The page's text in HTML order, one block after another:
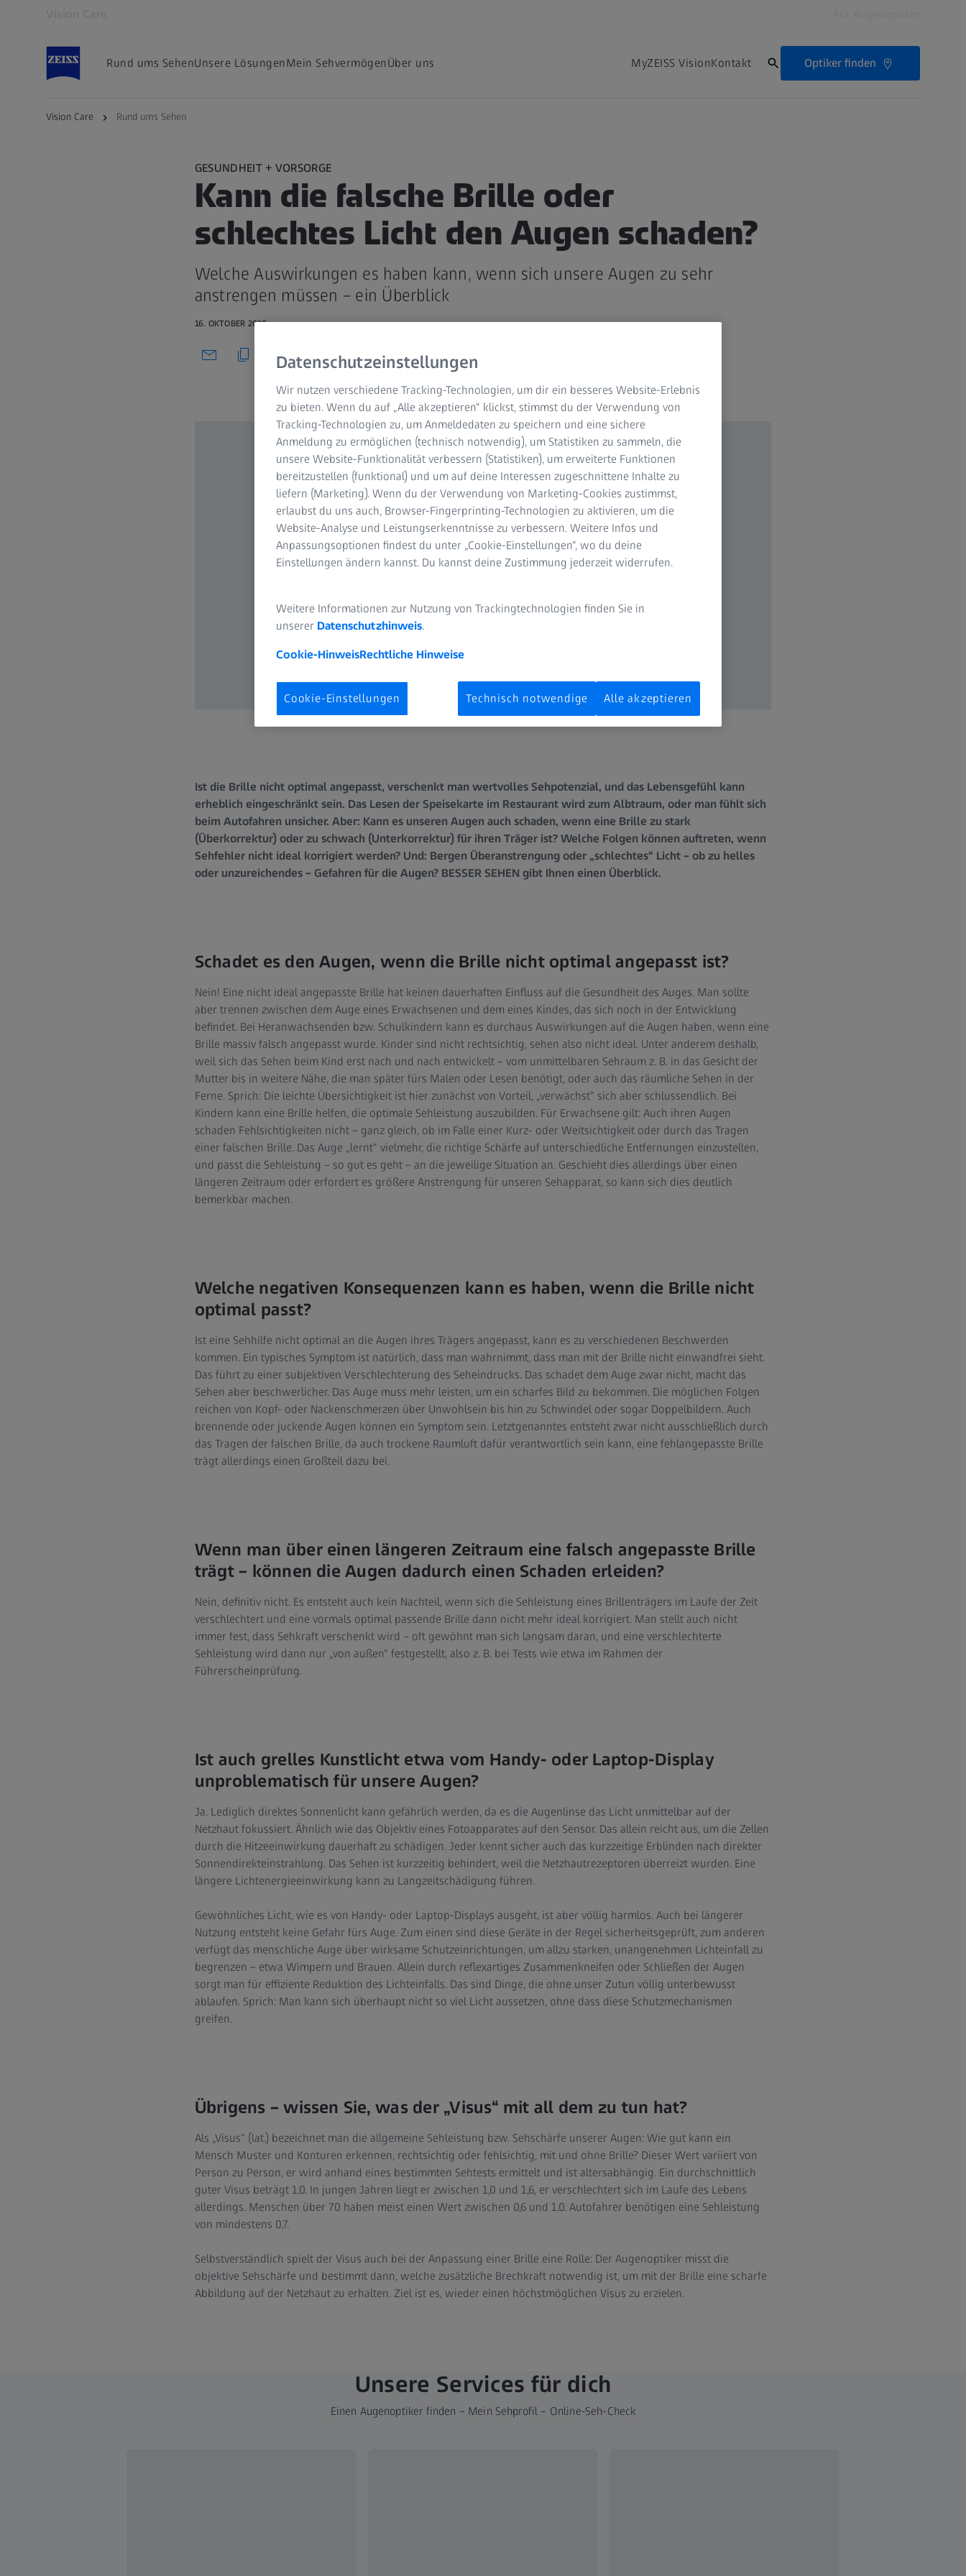
Rund ums SehenUnsere LösungenMein SehvermögenÜber uns MyZEISS VisionKontakt Optiker finden
Vision Care Rund ums Sehen
GESUNDHEIT + VORSORGE
Kann die falsche Brille oder
schlechtes Licht den Augen schaden?
Welche Auswirkungen es haben kann, wenn sich unsere Augen zu sehr
anstrengen müssen – ein Überblick
16. OKTOBER 2020
Ist die Brille nicht optimal angepasst, verschenkt man wertvolles Sehpotenzial, und das Lebensgefühl kann
erheblich eingeschränkt sein. Das Lesen der Speisekarte im Restaurant wird zum Albtraum, oder man fühlt sich
beim Autofahren unsicher. Aber: Kann es unseren Augen auch schaden, wenn eine Brille zu stark
(Überkorrektur) oder zu schwach (Unterkorrektur) für ihren Träger ist? Welche Folgen können auftreten, wenn
Sehfehler nicht ideal korrigiert werden? Und: Bergen Überanstrengung oder „schlechtes“ Licht – ob zu helles
oder unzureichendes – Gefahren für die Augen? BESSER SEHEN gibt Ihnen einen Überblick.
Schadet es den Augen, wenn die Brille nicht optimal angepasst ist?
Nein! Eine nicht ideal angepasste Brille hat keinen dauerhaften Einfluss auf die Gesundheit des Auges. Man sollte
aber trennen zwischen dem Auge eines Erwachsenen und dem eines Kindes, das sich noch in der Entwicklung
befindet. Bei Heranwachsenden bzw. Schulkindern kann es durchaus Auswirkungen auf die Augen haben, wenn eine
Brille massiv falsch angepasst wurde. Kinder sind nicht rechtsichtig, sehen also nicht ideal. Unter anderem deshalb,
weil sich das Sehen beim Kind erst nach und nach entwickelt – vom unmittelbaren Sehraum z. B. in das Gesicht der
Mutter bis in weitere Nähe, die man später fürs Malen oder Lesen benötigt, oder auch das räumliche Sehen in der
Ferne. Sprich: Die leichte Übersichtigkeit ist hier zunächst von Vorteil, „verwächst“ sich aber schlussendlich. Bei
Kindern kann eine Brille helfen, die optimale Sehleistung auszubilden. Für Erwachsene gilt: Auch ihren Augen
schaden Fehlsichtigkeiten nicht – ganz gleich, ob im Falle einer Kurz- oder Weitsichtigkeit oder durch das Tragen
einer falschen Brille. Das Auge „lernt“ vielmehr, die richtige Schärfe auf unterschiedliche Entfernungen einzustellen,
und passt die Sehleistung – so gut es geht – an die jeweilige Situation an. Geschieht dies allerdings über einen
längeren Zeitraum oder erfordert es größere Anstrengung für unseren Sehapparat, so kann sich dies deutlich
bemerkbar machen.
Welche negativen Konsequenzen kann es haben, wenn die Brille nicht
optimal passt?
Ist eine Sehhilfe nicht optimal an die Augen ihres Trägers angepasst, kann es zu verschiedenen Beschwerden
kommen. Ein typisches Symptom ist natürlich, dass man wahrnimmt, dass man mit der Brille nicht einwandfrei sieht.
Das führt zu einer subjektiven Verschlechterung des Seheindrucks. Das schadet dem Auge zwar nicht, macht das
Sehen aber beschwerlicher. Das Auge muss mehr leisten, um ein scharfes Bild zu bekommen. Die möglichen Folgen
reichen von Kopf- oder Nackenschmerzen über Unwohlsein bis hin zu Schwindel oder sogar Doppelbildern. Auch
brennende oder juckende Augen können ein Symptom sein. Letztgenanntes entsteht zwar nicht ausschließlich durch
das Tragen der falschen Brille, da auch trockene Raumluft dafür verantwortlich sein kann, eine fehlangepasste Brille
trägt allerdings einen Großteil dazu bei.
Wenn man über einen längeren Zeitraum eine falsch angepasste Brille
trägt – können die Augen dadurch einen Schaden erleiden?
Nein, definitiv nicht. Es entsteht auch kein Nachteil, wenn sich die Sehleistung eines Brillenträgers im Laufe der Zeit
verschlechtert und eine vormals optimal passende Brille dann nicht mehr ideal korrigiert. Man stellt auch nicht
immer fest, dass Sehkraft verschenkt wird – oft gewöhnt man sich langsam daran, und eine verschlechterte
Sehleistung wird dann nur „von außen“ festgestellt, also z. B. bei Tests wie etwa im Rahmen der
Führerscheinprüfung.
Ist auch grelles Kunstlicht etwa vom Handy- oder Laptop-Display
unproblematisch für unsere Augen?
Ja. Lediglich direktes Sonnenlicht kann gefährlich werden, da es die Augenlinse das Licht unmittelbar auf der
Netzhaut fokussiert. Ähnlich wie das Objektiv eines Fotoapparates auf den Sensor. Das allein reicht aus, um die Zellen
durch die Hitzeeinwirkung dauerhaft zu schädigen. Jeder kennt sicher auch das kurzzeitige Erblinden nach direkter
Sonnendirekteinstrahlung. Das Sehen ist kurzzeitig behindert, weil die Netzhautrezeptoren überreizt wurden. Eine
längere Lichtenergieeinwirkung kann zu Langzeitschädigung führen.
Gewöhnliches Licht, wie es von Handy- oder Laptop-Displays ausgeht, ist aber völlig harmlos. Auch bei längerer
Nutzung entsteht keine Gefahr fürs Auge. Zum einen sind diese Geräte in der Regel sicherheitsgeprüft, zum anderen
verfügt das menschliche Auge über wirksame Schutzeinrichtungen, um allzu starken, unangenehmen Lichteinfall zu
begrenzen – etwa Wimpern und Brauen. Allein durch reflexartiges Zusammenkneifen oder Schließen der Augen
sorgt man für effiziente Reduktion des Lichteinfalls. Das sind Dinge, die ohne unser Zutun völlig unterbewusst
ablaufen. Sprich: Man kann sich überhaupt nicht so viel Licht aussetzen, ohne dass diese Schutzmechanismen
greifen.
Übrigens – wissen Sie, was der „Visus“ mit all dem zu tun hat?
Als „Visus“ (lat.) bezeichnet man die allgemeine Sehleistung bzw. Sehschärfe unserer Augen: Wie gut kann ein
Mensch Muster und Konturen erkennen, rechtsichtig oder fehlsichtig, mit und ohne Brille? Dieser Wert variiert von
Person zu Person, er wird anhand eines bestimmten Sehtests ermittelt und ist altersabhängig. Ein durchschnittlich
guter Visus beträgt 1,0. In jungen Jahren liegt er zwischen 1,0 und 1,6, er verschlechtert sich im Laufe des Lebens
allerdings. Menschen über 70 haben meist einen Wert zwischen 0,6 und 1,0. Autofahrer benötigen eine Sehleistung
von mindestens 0,7.
Selbstverständlich spielt der Visus auch bei der Anpassung einer Brille eine Rolle: Der Augenoptiker misst die
objektive Sehschärfe und bestimmt dann, welche zusätzliche Brechkraft notwendig ist, um mit der Brille eine scharfe
Abbildung auf der Netzhaut zu erhalten. Ziel ist es, wieder einen höchstmöglichen Visus zu erzielen.
Unsere Services für dich
Einen Augenoptiker finden – Mein Sehprofil – Online-Seh-Check
Datenschutzeinstellungen
Wir nutzen verschiedene Tracking-Technologien, um dir ein besseres Website-Erlebnis
zu bieten. Wenn du auf „Alle akzeptieren“ klickst, stimmst du der Verwendung von
Tracking-Technologien zu, um Anmeldedaten zu speichern und eine sichere
Anmeldung zu ermöglichen (technisch notwendig), um Statistiken zu sammeln, die
unsere Website-Funktionalität verbessern (Statistiken), um erweiterte Funktionen
bereitzustellen (funktional) und um auf deine Interessen zugeschnittene Inhalte zu
liefern (Marketing). Wenn du der Verwendung von Marketing-Cookies zustimmst,
erlaubst du uns auch, Browser-Fingerprinting-Technologien zu aktivieren, um die
Website-Analyse und Leistungserkenntnisse zu verbessern. Weitere Infos und
Anpassungsoptionen findest du unter „Cookie-Einstellungen“, wo du deine
Einstellungen ändern kannst. Du kannst deine Zustimmung jederzeit widerrufen.
Weitere Informationen zur Nutzung von Trackingtechnologien finden Sie in
unserer Datenschutzhinweis.
Cookie-HinweisRechtliche Hinweise
Cookie-Einstellungen Technisch notwendige Alle akzeptieren